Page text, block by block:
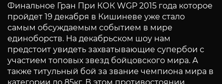
Финальное Гран При КОК WGP 2015 года которое
пройдет 19 декабря в Кишиневе уже стало
самым обсуждаемым событием в мире
единоборств. На декабрьском шоу нам
предстоит увидеть захватывающие супербои с
участием топовых звезд бойцовского мира. А
также титульный бой за звание чемпиона мира в